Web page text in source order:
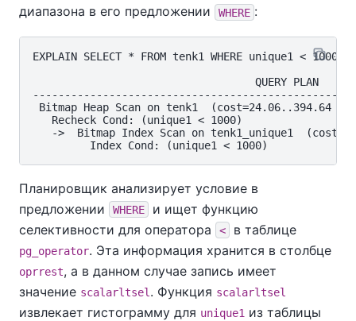
диапазона в его предложении
WHERE :
EXPLAIN SELECT * FROM tenk1 WHERE unique1 < 1000;
                                   QUERY PLAN
Bitmap Heap Scan on tenk1  (cost=24.06..394.64
   Recheck Cond: (unique1 < 1000)
->  Bitmap Index Scan on tenk1_unique1
Планировщик анализирует условие в
предложении
WHERE
и ищет функцию
селективности для оператора
< в таблице
pg_operator. Эта информация хранится в столбце
oprrest, а в данном случае запись имеет
значение scalarltsel . Функция scalarltsel
извлекает гистограмму для unique1 из таблицы